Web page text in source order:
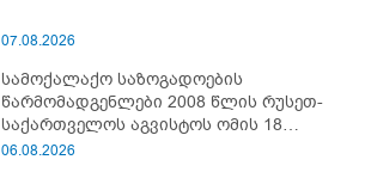
07.08.2026
სამოქალაქო საზოგადოების
წარმომადგენლები 2008 წლის რუსეთ-
საქართველოს აგვისტოს ომის 18
წლისთავთან დაკავშირებით ერთობლივ
06.08.2026